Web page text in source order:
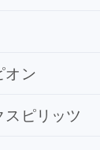
オン
スピリッツ